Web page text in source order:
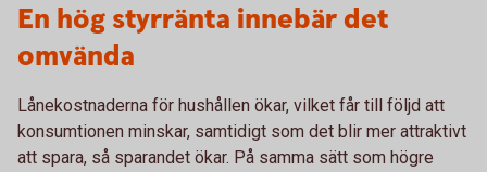
En hög styrränta innebär det
omvända
Lånekostnaderna för hushållen ökar, vilket får till följd att
konsumtionen minskar, samtidigt som det blir mer attraktivt
att spara, så sparandet ökar. På samma sätt som högre